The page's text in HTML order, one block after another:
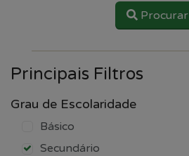
Procurar
Principais Filtros
Grau de Escolaridade
Básico
Secundário